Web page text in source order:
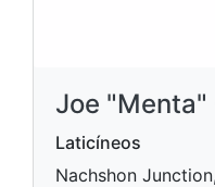
Joe
Laticíneos
Nachshon